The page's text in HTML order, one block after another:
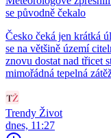
se původně čekalo
Česko čeká jen krátká
se na většině území
znovu dostat nad třicet
mimořádná tepelná
Trendy Život
dnes, 11:27